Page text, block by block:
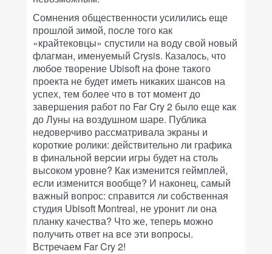
Сомнения общественности усилились еще
прошлой зимой, после того как
«крайтековцы» спустили на воду свой новый
флагман, именуемый Crysis. Казалось, что
любое творение Ubisoft на фоне такого
проекта не будет иметь никаких шансов на
успех, тем более что в тот момент до
завершения работ по Far Cry 2 было еще как
до Луны на воздушном шаре. Публика
недоверчиво рассматривала экраны и
короткие ролики: действительно ли графика
в финальной версии игры будет на столь
высоком уровне? Как изменится геймплей,
если изменится вообще? И наконец, самый
важный вопрос: справится ли собственная
студия Ubisoft Montreal, не уронит ли она
планку качества? Что же, теперь можно
получить ответ на все эти вопросы.
Встречаем Far Cry 2!